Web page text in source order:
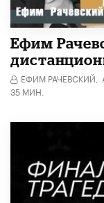
Ефим
ЕФИМ РАЧЕВСКИЙ,
35 МИН.